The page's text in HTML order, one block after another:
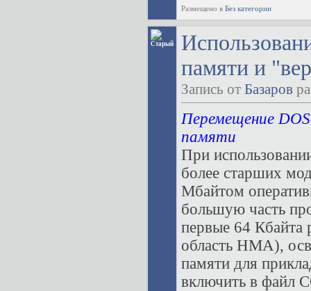
Размещено в Без категории
памяти и
Запись от Базаров
Перемещение
памяти
При
более старших
Мбайтом
большую часть
первые 64 Кбайта
область НМА),
памяти для
включить в файл